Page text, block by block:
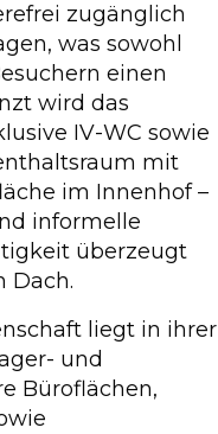
zugänglich
was sowohl
einen
wird das
IV-WC sowie
mit
im Innenhof –
informelle
überzeugt
Dach.
liegt in ihrer
und
Büroflächen,